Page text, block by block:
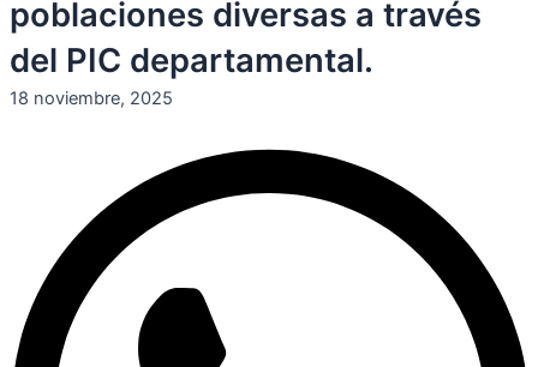
poblaciones diversas a través
del PIC departamental.​
18 noviembre, 2025